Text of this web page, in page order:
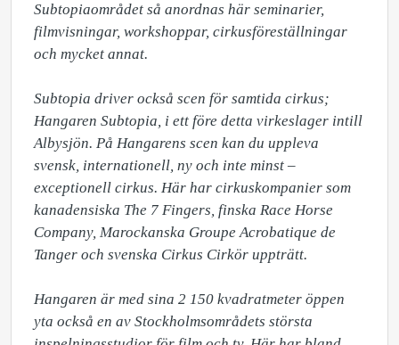
Subtopiaområdet så anordnas här seminarier,
filmvisningar, workshoppar, cirkusföreställningar
och mycket annat.
Subtopia driver också scen för samtida cirkus;
Hangaren Subtopia, i ett före detta virkeslager intill
Albysjön. På Hangarens scen kan du uppleva
svensk, internationell, ny och inte minst –
exceptionell cirkus. Här har cirkuskompanier som
kanadensiska The 7 Fingers, finska Race Horse
Company, Marockanska Groupe Acrobatique de
Tanger och svenska Cirkus Cirkör uppträtt.
Hangaren är med sina 2 150 kvadratmeter öppen
yta också en av Stockholmsområdets största